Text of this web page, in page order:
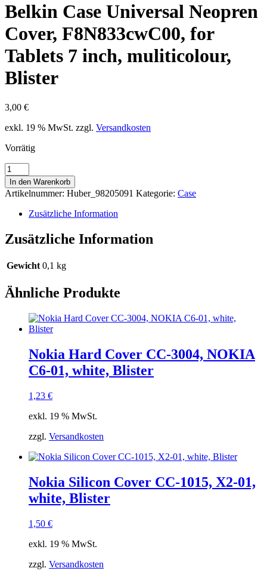
Belkin Case Universal Neopren
Cover, F8N833cwC00, for
Tablets 7 inch, muliticolour,
Blister
3,00 €
exkl. 19 % MwSt. zzgl. Versandkosten
Vorrätig
Belkin
Case
Universal
Neopren
Cover,
F8N833cwC00,
for
Tablets
inch,
Blister
Menge
In den Warenkorb
Artikelnummer: Huber_98205091 Kategorie: Case
Zusätzliche Information
Zusätzliche Information
Gewicht 0,1 kg
Ähnliche Produkte
Nokia Hard Cover CC-3004, NOKIA
C6-01, white, Blister
1,23 €
exkl. 19 % MwSt.
zzgl. Versandkosten
Nokia Silicon Cover CC-1015, X2-01,
white, Blister
1,50 €
exkl. 19 % MwSt.
zzgl. Versandkosten